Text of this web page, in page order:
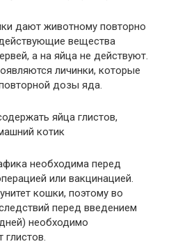
дают животному повторно
вещества
а на яйца не действуют.
личинки, которые
дозы яда.
необходима перед
или вакцинацией.
кошки, поэтому во
перед введением
необходимо
глистов.